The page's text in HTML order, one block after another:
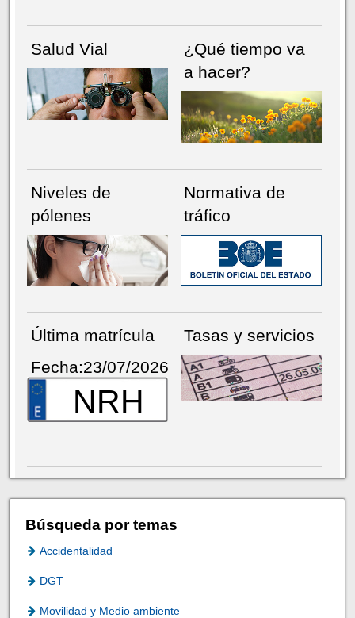
Salud Vial
¿Qué tiempo va
a hacer?
Niveles de
pólenes
Normativa de
tráfico
Última matrícula
Fecha:23/07/2026
NRH
Tasas y servicios
Búsqueda por temas
Accidentalidad
DGT
Movilidad y Medio ambiente